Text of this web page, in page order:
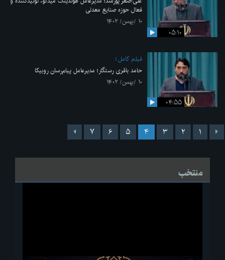
۰۵:۱۰
فعال حوزه صنایع معدنی
۱۰ /بهمن/ ۱۴۰۲
۰۴:۵۵
فیلم کامل
حامد باقری رستگار؛ مدیرعامل پیام‌رسان روبیکا
۱۰ /بهمن/ ۱۴۰۲
۱ ۲ ۳ ۴ ۵ ۶ ۷
منتخب